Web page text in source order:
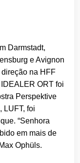
Darmstadt,
e Avignon
na HFF
ORT foi
Perspektive
LUFT, foi
“Senhora
em mais de
Ophüls.